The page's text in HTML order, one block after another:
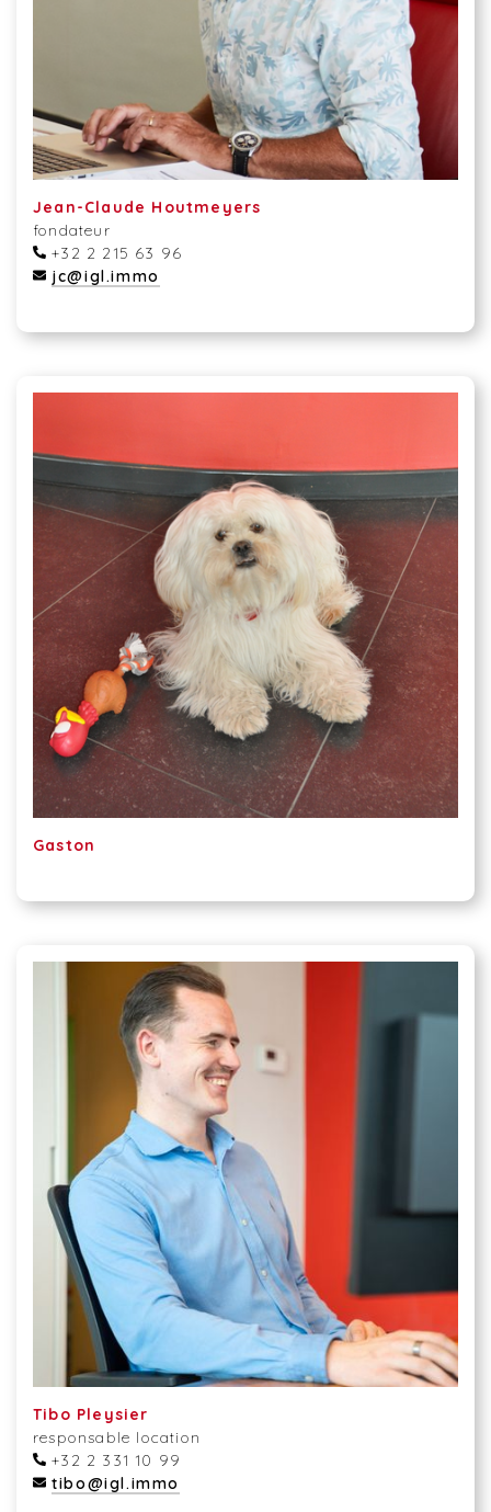
Jean-Claude Houtmeyers
fondateur
+32 2 215 63 96
jc@igl.immo
Gaston
Tibo Pleysier
responsable location
+32 2 331 10 99
tibo@igl.immo